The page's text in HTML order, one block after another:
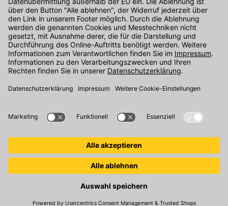
Kontakt
Unser Onlineshop Team ist montags bis freitags von 08:00 - 17:00
Uhr unter der Telefonnummer07071 / 151-151für Sie erreichbar.
Alternativ können Sie unser Kontaktformular nutzen.
Den Kontakt direkt in unsere Niederlassungen finden Sie